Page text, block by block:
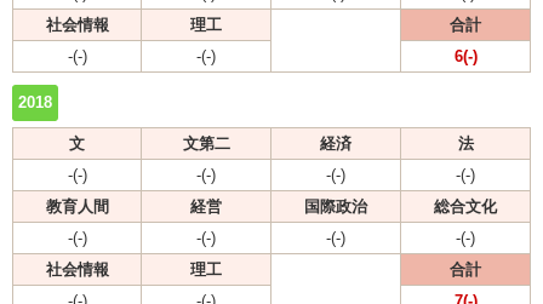
社会情報
理工
合計
-(-)
-(-) 6(-)
2018
文 文第二 経済
法
-(-)
-(-) -(-)
-(-)
教育人間
経営 国際政治
総合文化
-(-)
-(-) -(-)
-(-)
社会情報
理工
合計